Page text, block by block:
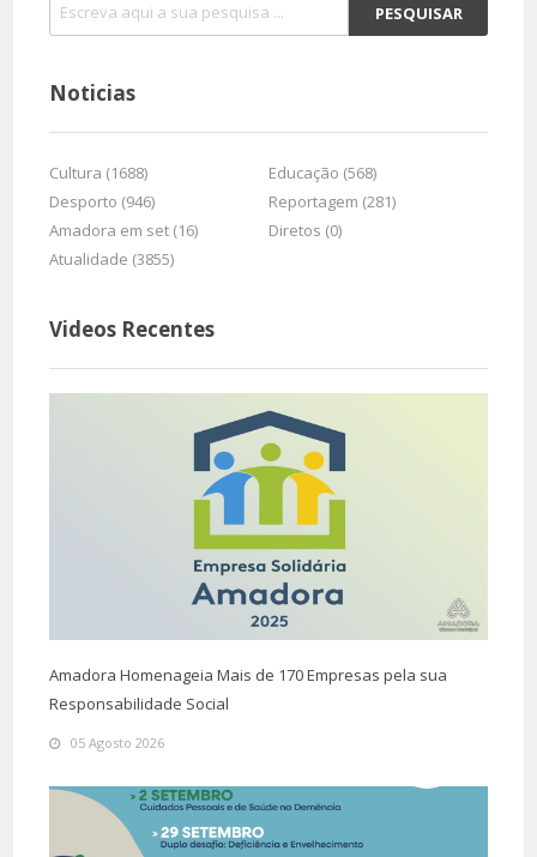
Noticias
Cultura (1688)
Educação (568)
Desporto (946)
Reportagem (281)
Amadora em set (16)
Diretos (0)
Atualidade (3855)
Videos Recentes
Amadora Homenageia Mais de 170 Empresas pela sua
Responsabilidade Social
05 Agosto 2026